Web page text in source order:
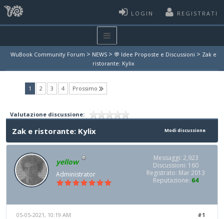
LOGIN REGISTRATI
WuBook Community Forum > NEWS > 💬 Idee Proposte e Discussioni > Zak e
ristorante: Kylix
1 (current)
2 3 4 Prossimo
Valutazione discussione:
Modi discussione
Zak e ristorante: Kylix
yellow
Administrator
Messaggi: 2,923
Discussioni: 160
Registrato: Mar 2013
Reputazione: 64
#1
05-05-2021, 10:19 AM